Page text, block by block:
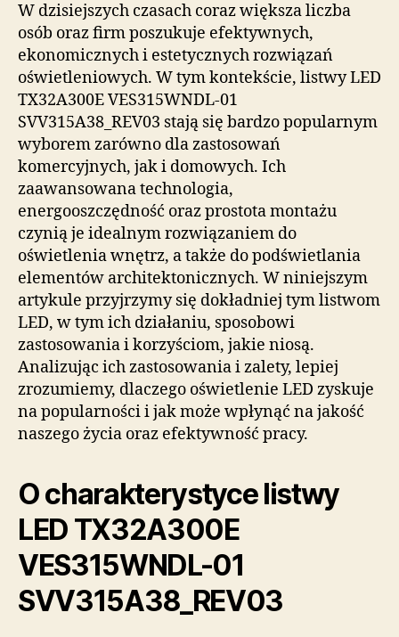
W dzisiejszych czasach coraz większa liczba
osób oraz firm poszukuje efektywnych,
ekonomicznych i estetycznych rozwiązań
oświetleniowych. W tym kontekście, listwy LED
TX32A300E VES315WNDL-01
SVV315A38_REV03 stają się bardzo popularnym
wyborem zarówno dla zastosowań
komercyjnych, jak i domowych. Ich
zaawansowana technologia,
energooszczędność oraz prostota montażu
czynią je idealnym rozwiązaniem do
oświetlenia wnętrz, a także do podświetlania
elementów architektonicznych. W niniejszym
artykule przyjrzymy się dokładniej tym listwom
LED, w tym ich działaniu, sposobowi
zastosowania i korzyściom, jakie niosą.
Analizując ich zastosowania i zalety, lepiej
zrozumiemy, dlaczego oświetlenie LED zyskuje
na popularności i jak może wpłynąć na jakość
naszego życia oraz efektywność pracy.
O charakterystyce listwy
LED TX32A300E
VES315WNDL-01
SVV315A38_REV03